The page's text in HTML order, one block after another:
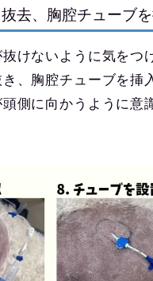
去、胸腔チューブを
けないように気をつ
、胸腔チューブを挿
側に向かうように意